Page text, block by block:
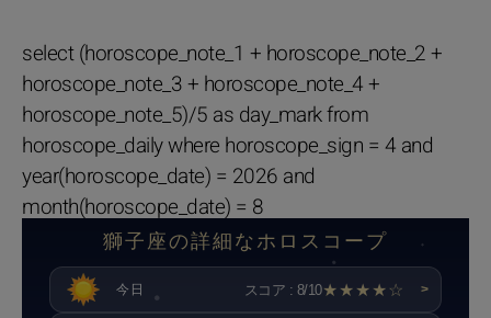
select (horoscope_note_1 + horoscope_note_2 +
horoscope_note_3 + horoscope_note_4 +
horoscope_note_5)/5 as day_mark from
horoscope_daily where horoscope_sign = 4 and
year(horoscope_date) = 2026 and
month(horoscope_date) = 8
獅子座の詳細なホロスコープ
今日 スコア : 8/10★★★★☆ >